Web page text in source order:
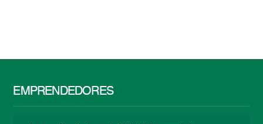
EMPRENDEDORES